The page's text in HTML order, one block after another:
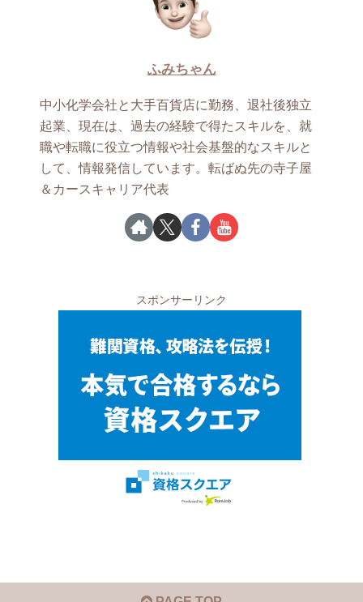
ふみちゃん
中小化学会社と大手百貨店に勤務、退社後独立
起業、現在は、過去の経験で得たスキルを、就
職や転職に役立つ情報や社会基盤的なスキルと
して、情報発信しています。転ばぬ先の寺子屋
＆カースキャリア代表
スポンサーリンク